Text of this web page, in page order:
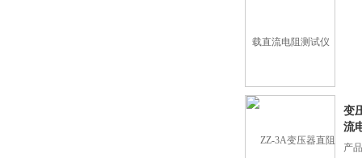
变
流
产